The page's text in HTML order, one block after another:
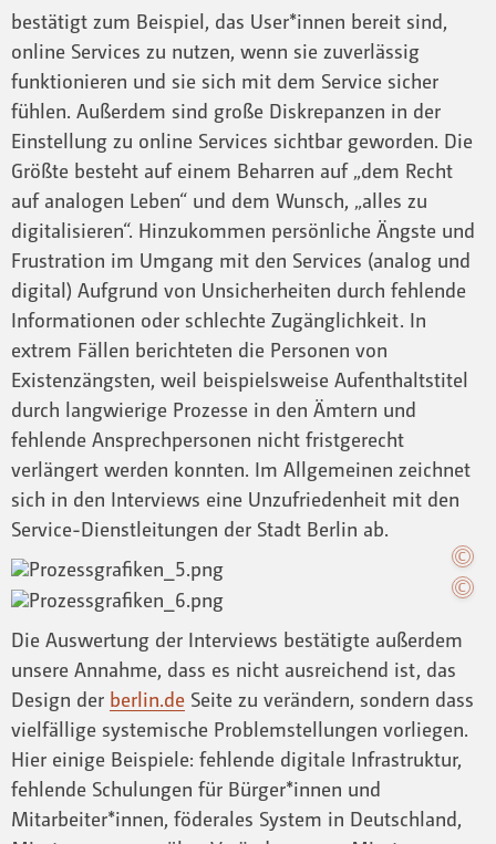
bestätigt zum Beispiel, das User*innen bereit sind,
online Services zu nutzen, wenn sie zuverlässig
funktionieren und sie sich mit dem Service sicher
fühlen. Außerdem sind große Diskrepanzen in der
Einstellung zu online Services sichtbar geworden. Die
Größte besteht auf einem Beharren auf „dem Recht
auf analogen Leben“ und dem Wunsch, „alles zu
digitalisieren“. Hinzukommen persönliche Ängste und
Frustration im Umgang mit den Services (analog und
digital) Aufgrund von Unsicherheiten durch fehlende
Informationen oder schlechte Zugänglichkeit. In
extrem Fällen berichteten die Personen von
Existenzängsten, weil beispielsweise Aufenthaltstitel
durch langwierige Prozesse in den Ämtern und
fehlende Ansprechpersonen nicht fristgerecht
verlängert werden konnten. Im Allgemeinen zeichnet
sich in den Interviews eine Unzufriedenheit mit den
Service-Dienstleitungen der Stadt Berlin ab.
Die Auswertung der Interviews bestätigte außerdem
unsere Annahme, dass es nicht ausreichend ist, das
Design der berlin.de Seite zu verändern, sondern dass
vielfällige systemische Problemstellungen vorliegen.
Hier einige Beispiele: fehlende digitale Infrastruktur,
fehlende Schulungen für Bürger*innen und
Mitarbeiter*innen, föderales System in Deutschland,